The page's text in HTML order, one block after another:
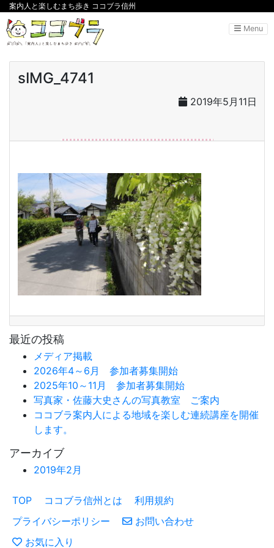
案内人と楽しむまち歩き ココブラ信州
Menu
sIMG_4741
2019年5月11日
最近の投稿
メディア掲載
2026年4～6月 参加者募集開始
2025年10～11月 参加者募集開始
写真家・佐藤大史さんの写真教室 ご案内
ココブラ案内人による地域を楽しむ連続講座を開催
します。
アーカイブ
2019年2月
TOP ココブラ信州とは
利用規約
プライバシーポリシー
お問い合わせ
お気に入り